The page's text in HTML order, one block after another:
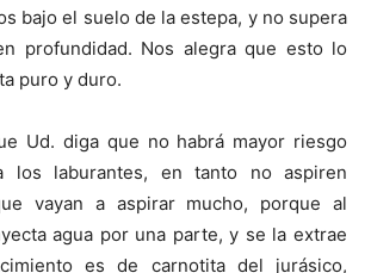
bajo el suelo de la estepa, y no supera
profundidad. Nos alegra que esto lo
puro y duro.
Ud. diga que no habrá mayor riesgo
los laburantes, en tanto no aspiren
vayan a aspirar mucho, porque al
agua por una parte, y se la extrae
es de carnotita del jurásico,